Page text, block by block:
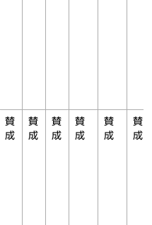
賛
成
賛
成
賛
成
賛
成
賛
成
賛
成